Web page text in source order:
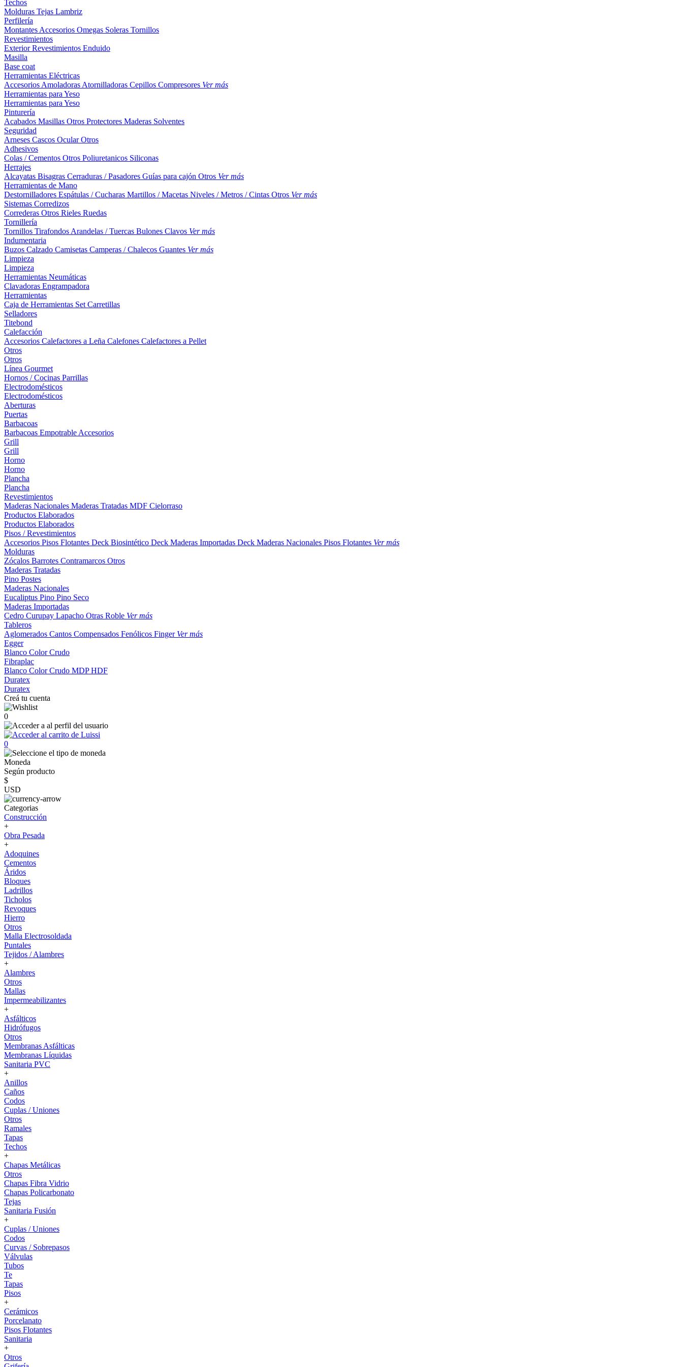
Techos
Molduras Tejas Lambriz
Perfilería
Montantes Accesorios Omegas Soleras Tornillos
Revestimientos
ExteriorRevestimientos Enduido
Masilla
Base coat
Herramientas Eléctricas
Accesorios Amoladoras Atornilladoras Cepillos Compresores Ver más
Herramientas para Yeso
Herramientas para Yeso
Pinturería
Acabados Masillas Otros Protectores Maderas Solventes
Seguridad
Arneses Cascos OcularOtros
Adhesivos
Colas / Cementos Otros Poliuretanicos Siliconas
Herrajes
Alcayatas Bisagras Cerraduras / Pasadores Guías para cajón Otros Ver más
Herramientas de Mano
Destornilladores Espátulas / Cucharas Martillos / Macetas Niveles / Metros / Cintas Otros Ver más
Sistemas Corredizos
Correderas Otros Rieles Ruedas
Tornillería
Tornillos Tirafondos Arandelas / Tuercas Bulones Clavos Ver más
Indumentaria
Buzos Calzado Camisetas Camperas / Chalecos Guantes Ver más
Limpieza
Limpieza
Herramientas Neumáticas
Clavadoras Engrampadora
Herramientas
Caja de Herramientas Set Carretillas
Selladores
Titebond
Calefacción
Accesorios Calefactores a Leña Calefones Calefactores a Pellet
Otros
Otros
Línea Gourmet
Hornos / Cocinas Parrillas
Electrodomésticos
Electrodomésticos
Aberturas
Puertas
Barbacoas
Barbacoas Empotrable Accesorios
Grill
Grill
Horno
Horno
Plancha
Plancha
Revestimientos
Maderas Nacionales Maderas Tratadas MDF Cielorraso
Productos Elaborados
Productos Elaborados
Pisos / Revestimientos
Accesorios Pisos Flotantes Deck Biosintético Deck Maderas Importadas Deck Maderas Nacionales Pisos Flotantes Ver más
Molduras
Zócalos Barrotes Contramarcos Otros
Maderas Tratadas
Pino Postes
Maderas Nacionales
Eucaliptus Pino Pino Seco
Maderas Importadas
Cedro Curupay Lapacho Otras Roble Ver más
Tableros
Aglomerados Cantos Compensados Fenólicos Finger Ver más
Egger
Blanco ColorCrudo
Fibraplac
Blanco ColorCrudo MDPHDF
Duratex
Duratex
Creá tu cuenta
0
0
Moneda
Según producto
$
USD
Categorias
Construcción
+
Obra Pesada
+
Adoquines
Cementos
Áridos
Bloques
Ladrillos
Ticholos
Revoques
Hierro
Otros
Malla Electrosoldada
Puntales
Tejidos / Alambres
+
Alambres
Otros
Mallas
Impermeabilizantes
+
Asfálticos
Hidrófugos
Otros
Membranas Asfálticas
Membranas Líquidas
Sanitaria PVC
+
Anillos
Caños
Codos
Cuplas / Uniones
Otros
Ramales
Tapas
Techos
+
Chapas Metálicas
Otros
Chapas Fibra Vidrio
Chapas Policarbonato
Tejas
Sanitaria Fusión
+
Cuplas / Uniones
Codos
Curvas / Sobrepasos
Válvulas
Tubos
Te
Tapas
Pisos
+
Cerámicos
Porcelanato
Pisos Flotantes
Sanitaria
+
Otros